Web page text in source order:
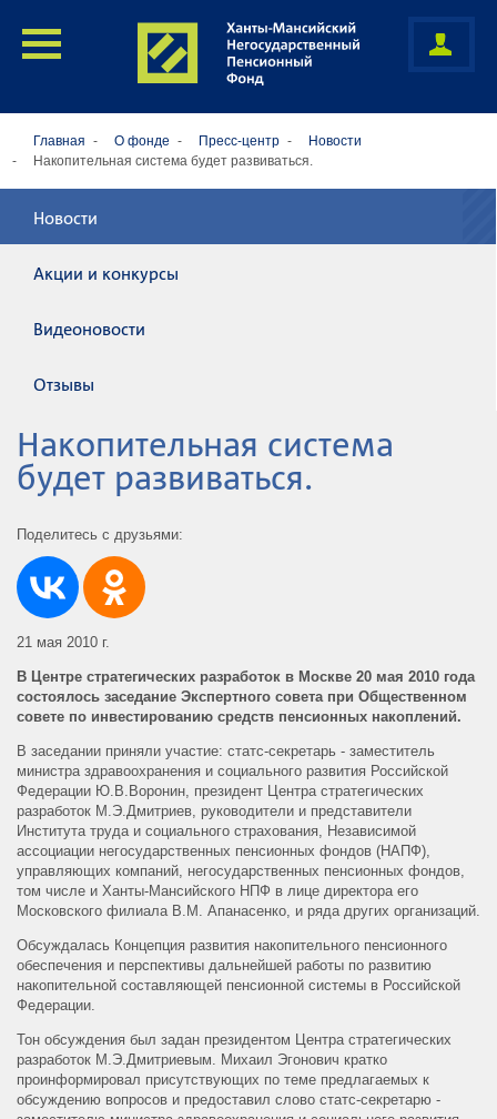
Главная О фонде Пресс-центр
Новости
Накопительная система будет развиваться.
Новости
Акции и конкурсы
Видеоновости
Отзывы
Накопительная система
будет развиваться.
Поделитесь с друзьями:
21 мая 2010 г.
В Центре стратегических разработок в Москве 20 мая 2010 года
состоялось заседание Экспертного совета при Общественном
совете по инвестированию средств пенсионных накоплений.
В заседании приняли участие: статс-секретарь - заместитель
министра здравоохранения и социального развития Российской
Федерации Ю.В.Воронин, президент Центра стратегических
разработок М.Э.Дмитриев, руководители и представители
Института труда и социального страхования, Независимой
ассоциации негосударственных пенсионных фондов (НАПФ),
управляющих компаний, негосударственных пенсионных фондов,
том числе и Ханты-Мансийского НПФ в лице директора его
Московского филиала В.М. Апанасенко, и ряда других организаций.
Обсуждалась Концепция развития накопительного пенсионного
обеспечения и перспективы дальнейшей работы по развитию
накопительной составляющей пенсионной системы в Российской
Федерации.
Тон обсуждения был задан президентом Центра стратегических
разработок М.Э.Дмитриевым. Михаил Эгонович кратко
проинформировал присутствующих по теме предлагаемых к
обсуждению вопросов и предоставил слово статс-секретарю -